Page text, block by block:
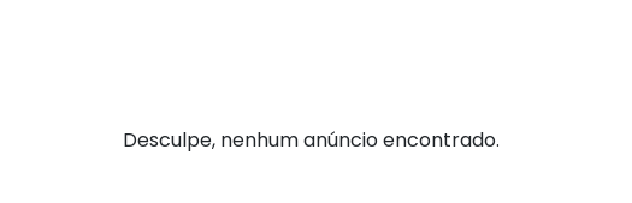
Desculpe, nenhum anúncio encontrado.